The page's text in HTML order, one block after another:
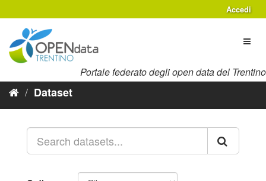
al
contenuto
Accedi
Portale federato degli open data del Trentino
Dataset